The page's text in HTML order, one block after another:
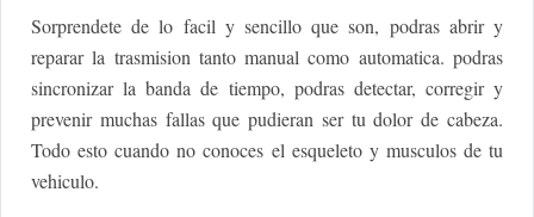
Sorprendete de lo facil y sencillo que son, podras abrir y
reparar la trasmision tanto manual como automatica. podras
sincronizar la banda de tiempo, podras detectar, corregir y
prevenir muchas fallas que pudieran ser tu dolor de cabeza.
Todo esto cuando no conoces el esqueleto y musculos de tu
vehiculo.